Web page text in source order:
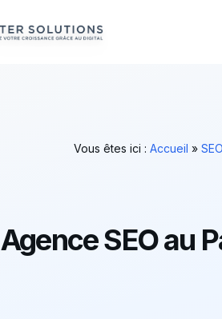
Vous êtes ici : Accueil » SEO
Agence SEO au